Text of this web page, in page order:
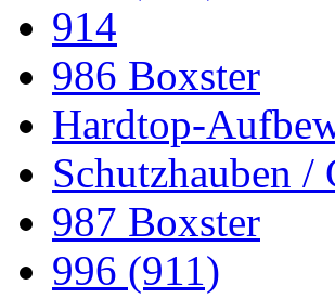
914
986 Boxster
Hardtop-
Schutzhauben /
987 Boxster
996 (911)